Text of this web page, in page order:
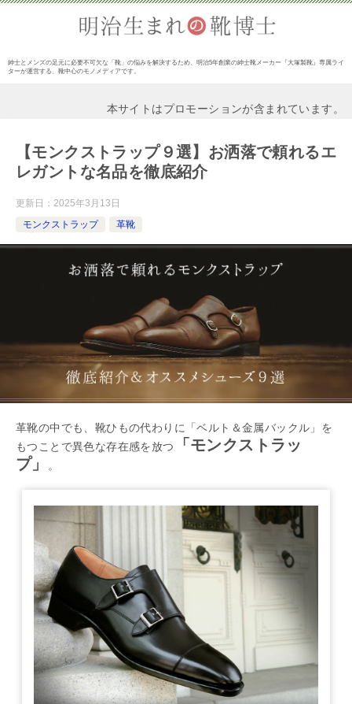
紳士とメンズの足元に必要不可欠な「靴」の悩みを解決するため、明治5年創業の紳士靴メーカー『大塚製靴』専属ライ
ターが運営する、靴中心のモノメディアです。
本サイトはプロモーションが含まれています。
【モンクストラップ９選】お洒落で頼れるエ
レガントな名品を徹底紹介
更新日： 2025年3月13日
モンクストラップ
革靴
革靴の中でも、靴ひもの代わりに「ベルト＆金属バックル」を
もつことで異色な存在感を放つ
「モンクストラッ
プ」
。